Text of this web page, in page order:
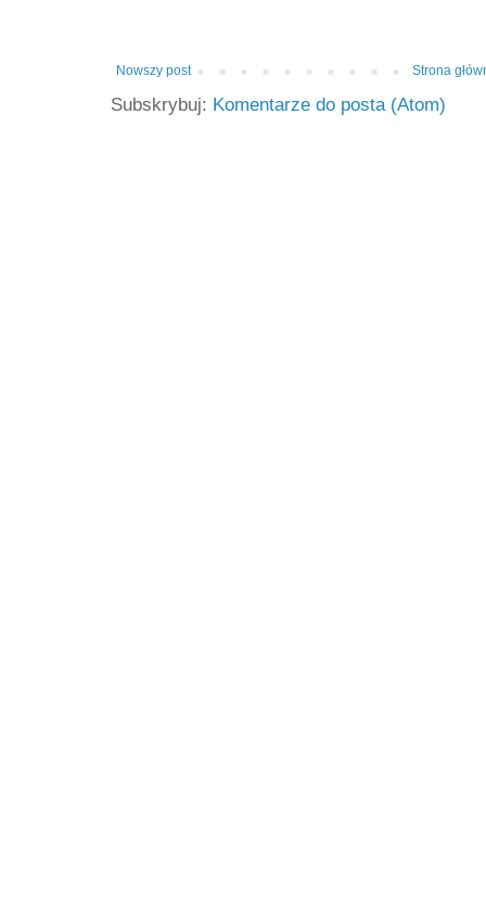
Nowszy post Strona
Subskrybuj: Komentarze do posta (Atom)